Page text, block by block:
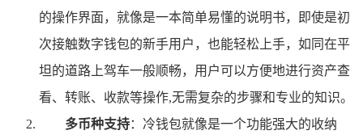
的操作界面，就像是一本简单易懂的说明书，即使是初
次接触数字钱包的新手用户，也能轻松上手，如同在平
坦的道路上驾车一般顺畅，用户可以方便地进行资产查
看、转账、收款等操作,无需复杂的步骤和专业的知识。
多币种支持：冷钱包就像是一个功能强大的收纳